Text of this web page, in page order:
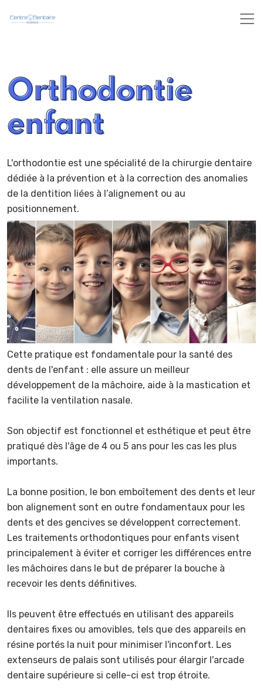
Orthodontie
enfant
L'orthodontie est une spécialité de la chirurgie dentaire
dédiée à la prévention et à la correction des anomalies
de la dentition liées à l’alignement ou au
positionnement.
Cette pratique est fondamentale pour la santé des
dents de l'enfant : elle assure un meilleur
développement de la mâchoire, aide à la mastication et
facilite la ventilation nasale.
Son objectif est fonctionnel et esthétique et peut être
pratiqué dès l'âge de 4 ou 5 ans pour les cas les plus
importants.
La bonne position, le bon emboîtement des dents et leur
bon alignement sont en outre fondamentaux pour les
dents et des gencives se développent correctement.
Les traitements orthodontiques pour enfants visent
principalement à éviter et corriger les différences entre
les mâchoires dans le but de préparer la bouche à
recevoir les dents définitives.
Ils peuvent être effectués en utilisant des appareils
dentaires fixes ou amovibles, tels que des appareils en
résine portés la nuit pour minimiser l'inconfort. Les
extenseurs de palais sont utilisés pour élargir l'arcade
dentaire supérieure si celle-ci est trop étroite.